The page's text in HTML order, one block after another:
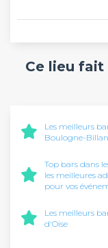
Ce lieu
Les meilleurs
Boulogne-
Top bars dans
les meilleures
pour vos
Les meilleurs
d'Oise